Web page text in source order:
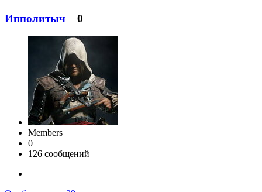
Ипполитыч 0
Members
0
126 сообщений